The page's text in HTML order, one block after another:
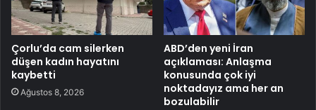
Çorlu’da cam silerken
düşen kadın hayatını
kaybetti
Ağustos 8, 2026
ABD’den yeni İran
açıklaması: Anlaşma
konusunda çok iyi
noktadayız ama her an
bozulabilir